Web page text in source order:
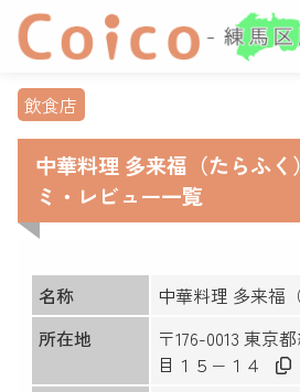
飲食店
中華料理 多来福（たらふく
ミ・レビュー一覧
名称
中華料理 多来福
所在地
〒176-0013 東京
目１５−１４